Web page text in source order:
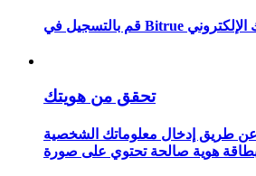
دليل المبتدئين للعقود الآجلة
تحقق من هويتك
طريق إدخال معلوماتك الشخصية